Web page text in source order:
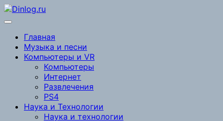
Перейти
к
Главная
Музыка и песни
Компьютеры и VR
Компьютеры
Интернет
Развлечения
PS4
Наука и Технологии
Наука и технологии